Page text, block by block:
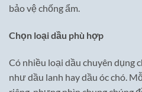
bảo vệ chống ẩm.
Chọn loại dầu phù hợp
Có nhiều loại dầu chuyên dụng
như dầu lanh hay dầu óc chó.